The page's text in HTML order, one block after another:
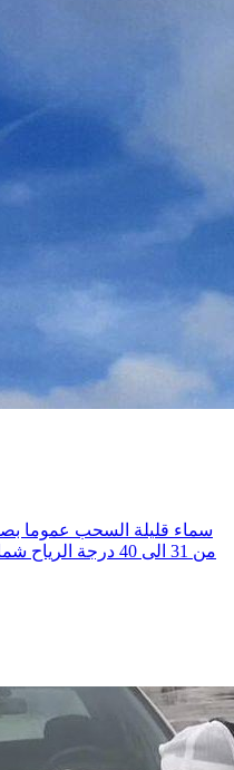
سماء قليلة السحب عموما
من 31 الى 40 درجة